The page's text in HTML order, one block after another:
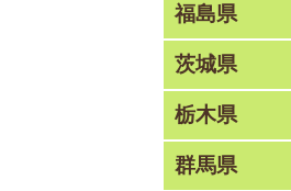
福島県
茨城県
栃木県
群馬県